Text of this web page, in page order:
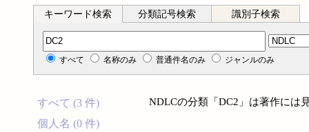
キーワード検索 分類記号検索 識別子検索
分類記号検索
すべて 名称のみ 普通件名のみ ジャンルのみ
すべて (3 件)
個人名 (0 件)
NDLCの分類「DC2」は著作には